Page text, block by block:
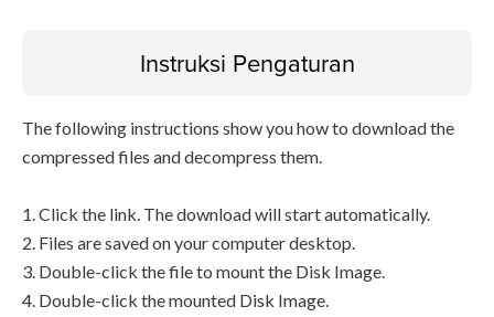
Instruksi Pengaturan
The following instructions show you how to download the
compressed files and decompress them.
1. Click the link. The download will start automatically.
2. Files are saved on your computer desktop.
3. Double-click the file to mount the Disk Image.
4. Double-click the mounted Disk Image.